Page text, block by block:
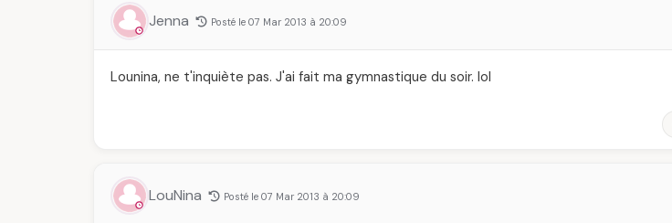
Jenna Posté le 07 Mar 2013 à 20:09
Lounina, ne t'inquiète pas. J'ai fait ma gymnastique du soir. lol
LouNina Posté le 07 Mar 2013 à 20:09